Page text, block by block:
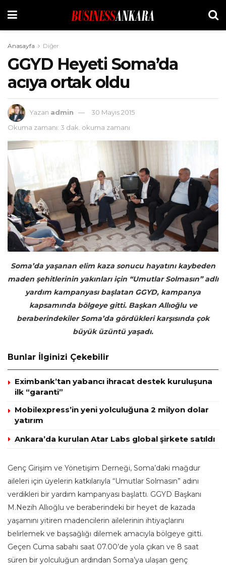
Anasayfa Diğer
GGYD Heyeti Soma’da
acıya ortak oldu
Yazan admin
30 Mayıs 2015
Okuma zamanı: 3 dak. okuma zamanı
Soma’da yaşanan elim kaza sonucu hayatını kaybeden
maden şehitlerinin yakınları için “Umutlar Solmasın” adlı
yardım kampanyası başlatan GGYD, kampanya
kapsamında bölgeye gitti. Başkan Allıoğlu ve
beraberindekiler Soma’da gördükleri karşısında çok
büyük üzüntü yaşadı.
Bunlar İlginizi Çekebilir
Eximbank’tan yabancı ihracat destek kuruluşuna
ilk “garanti”
Mobilexpress’in yeni yolculuğuna 2 milyon dolar
yatırım
Ankara’da kurulan Atar Labs global şirkete satıldı
Genç Girişim ve Yönetişim Derneği, Soma’daki mağdur
aileleri için üyelerin katkılarıyla “Umutlar Solmasın” adını
verdikleri bir yardım kampanyası başlattı. GGYD Başkanı
M.Nezih Allıoğlu ve beraberindeki bir heyet de kazada
yaşamını yitiren madencilerin ailelerinin ihtiyaçlarını
belirlemek ve başsağlığı dilemek amacıyla bölgeye gitti.
Geçen Cuma sabahı saat 07.00’de yola çıkan ve 8 saat
süren bir yolculuğun ardından Soma’ya ulaşan genç